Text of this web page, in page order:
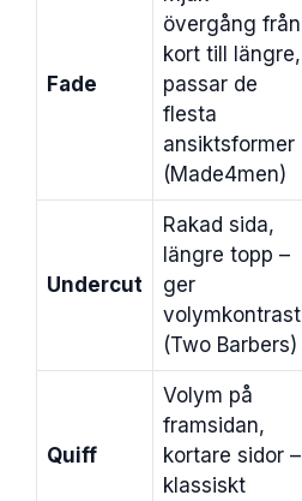
Fade
övergång från
kort till längre,
passar de
flesta
ansiktsformer
(Made4men)
Undercut
Rakad sida,
längre topp –
ger
volymkontrast
(Two Barbers)
Quiff
Volym på
framsidan,
kortare sidor –
klassiskt